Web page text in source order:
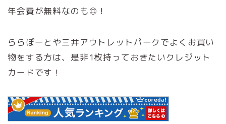
年会費が無料なのも◎！
ららぽーとや三井アウトレットパークでよくお買い
物をする方は、是非1枚持っておきたいクレジット
カードです！